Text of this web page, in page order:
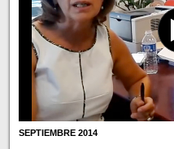
SEPTIEMBRE 2014